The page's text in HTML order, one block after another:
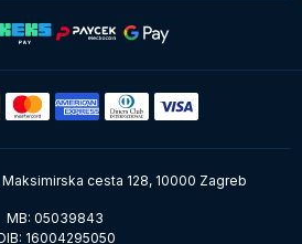
cesta 128, 10000 Zagreb
MB: 05039843
16004295050